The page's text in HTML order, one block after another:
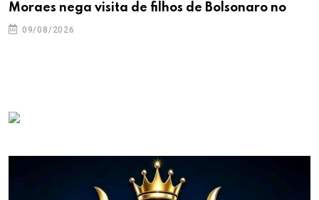
Moraes nega visita de filhos de Bolsonaro no
09/08/2026